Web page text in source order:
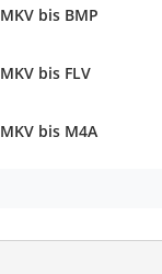
MKV bis BMP
MKV bis FLV
MKV bis M4A